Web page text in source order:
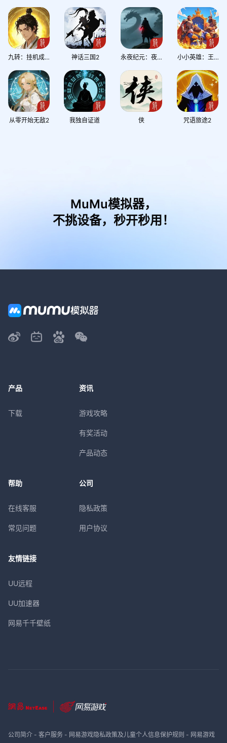
九转：挂机成圣 神话三国2 永夜纪元：夜狩 小小英雄：王国远征
从零开始无敌2 我独自证道 侠 咒语旅途2
MuMu模拟器，
不挑设备，秒开秒用！
产品
下载
资讯
游戏攻略
有奖活动
产品动态
帮助
在线客服
常见问题
公司
隐私政策
用户协议
友情链接
UU远程
UU加速器
网易千千壁纸
公司简介- 客户服务- 网易游戏隐私政策及儿童个人信息保护规则 - 网易游戏